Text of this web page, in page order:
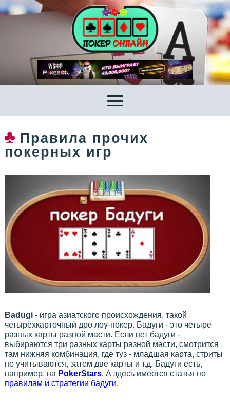
Правила прочих
покерных игр
Badugi- игра азиатского происхождения, такой
четырёхкарточный дро лоу-покер. Бадуги - это четыре
разных карты разной масти. Если нет бадуги -
выбираются три разных карты разной масти, смотрится
там нижняя комбинация, где туз - младшая карта, стриты
не учитываются, затем две карты и т.д. Бадуги есть,
например, на PokerStars. А здесь имеется статья по
правилам и стратегии бадуги.